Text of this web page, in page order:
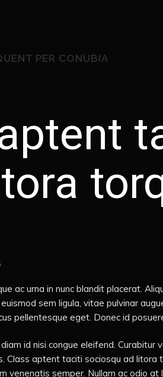
PER CONUBIA
ac urna in nunc blandit placerat.
sem ligula, vitae pulvinar
pellentesque eget. Donec id
id nisi congue eleifend. Curabitur
Class aptent taciti sociosqu ad
venenatis semper. Nullam ac odio